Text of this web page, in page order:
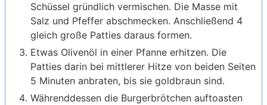
Schüssel gründlich vermischen. Die Masse mit
Salz und Pfeffer abschmecken. Anschließend 4
gleich große Patties daraus formen.
Etwas Olivenöl in einer Pfanne erhitzen. Die
Patties darin bei mittlerer Hitze von beiden Seiten
5 Minuten anbraten, bis sie goldbraun sind.
Währenddessen die Burgerbrötchen auftoasten